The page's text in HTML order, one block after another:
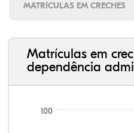
MATRÍCULAS EM CRECHES
Matrículas em
dependência
100